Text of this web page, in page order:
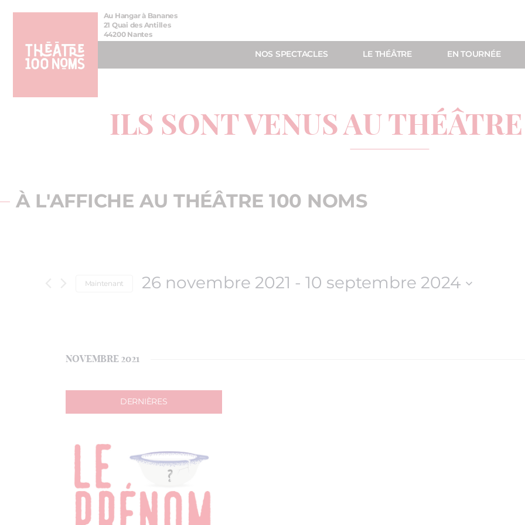
Aller
Aller au
Au Hangar à Bananes
21 Quai des Antilles
44200 Nantes
NOS SPECTACLES LE THÉÂTRE EN TOURNÉE
ILS SONT VENUS AU
À L'AFFICHE AU THÉÂTRE 100 NOMS
Maintenant 26 novembre 2021 - 10 septembre 2024
NOVEMBRE 2021
DERNIÈRES